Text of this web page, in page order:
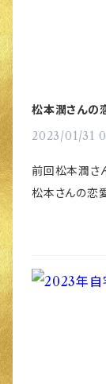
松本潤さんの
2023/01/31
前回松本潤さ
松本さんの恋
す。 恋愛や